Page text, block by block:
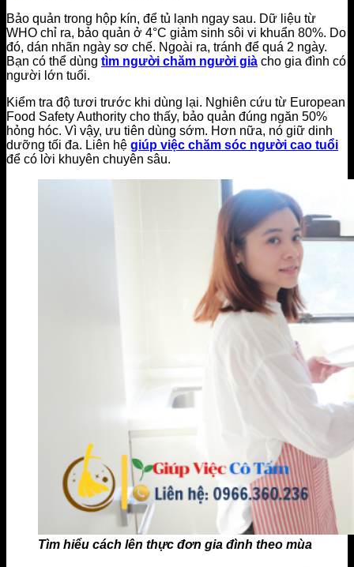
Bảo quản trong hộp kín, để tủ lạnh ngay sau. Dữ liệu từ
WHO chỉ ra, bảo quản ở 4°C giảm sinh sôi vi khuẩn 80%. Do
đó, dán nhãn ngày sơ chế. Ngoài ra, tránh để quá 2 ngày.
Bạn có thể dùng tìm người chăm người già cho gia đình có
người lớn tuổi.
Kiểm tra độ tươi trước khi dùng lại. Nghiên cứu từ European
Food Safety Authority cho thấy, bảo quản đúng ngăn 50%
hỏng hóc. Vì vậy, ưu tiên dùng sớm. Hơn nữa, nó giữ dinh
dưỡng tối đa. Liên hệ giúp việc chăm sóc người cao tuổi
để có lời khuyên chuyên sâu.
Tìm hiểu cách lên thực đơn gia đình theo mùa